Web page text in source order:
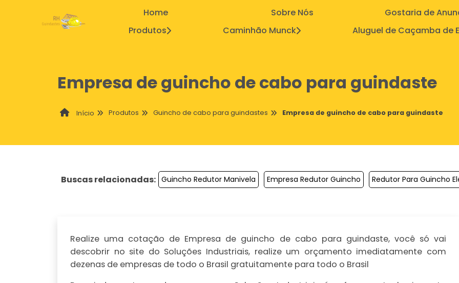
Home Sobre Nós
Gostaria de
Produtos
Caminhão Munck Aluguel de Caçamba de
Empresa de guincho de cabo para guindaste
Início Produtos Guincho de cabo para guindastes Empresa de guincho de cabo para guindaste
Buscas relacionadas: Guincho Redutor Manivela Empresa Redutor Guincho Redutor Para Guincho
Realize uma cotação de Empresa de guincho de cabo para guindaste, você só vai
descobrir no site do Soluções Industriais, realize um orçamento imediatamente com
dezenas de empresas de todo o Brasil gratuitamente para todo o Brasil